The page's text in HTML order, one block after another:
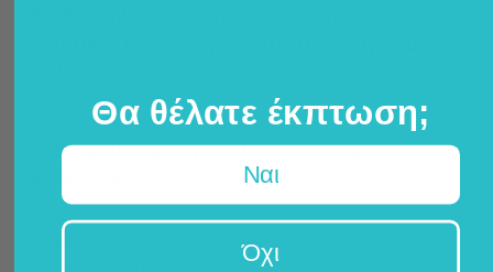
Τι συμβαίνει με την πολυκοζανόλη μετά την
Η κάψουλα διαλύεται με τη βοήθεια του
γαστρικού οξέος και των πεπτικών ενζύμων,
Θα θέλατε έκπτωση;
Ναι
Όχι